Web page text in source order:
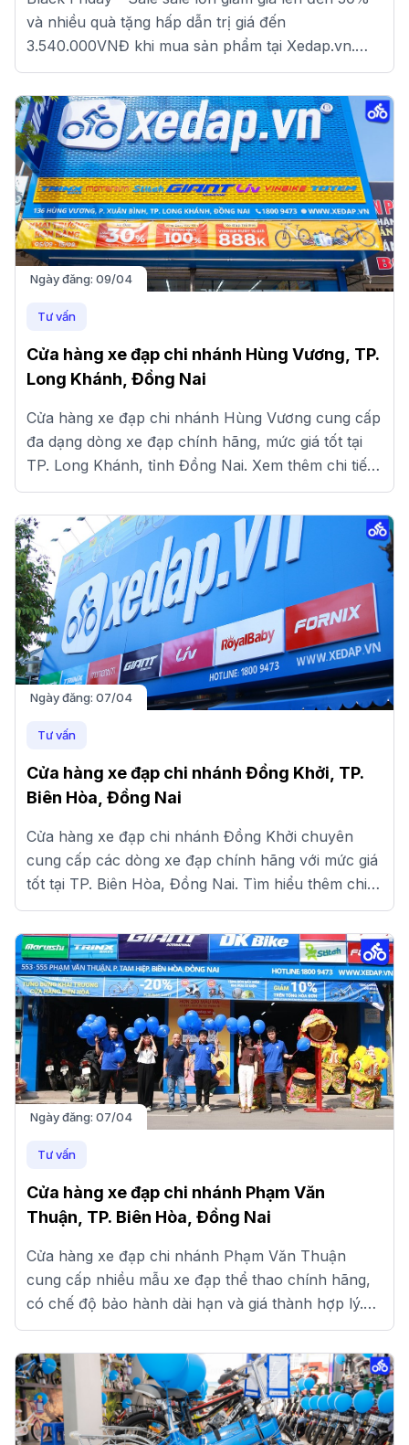
và nhiều quà tặng hấp dẫn trị giá đến
3.540.000VNĐ khi mua sản phẩm tại Xedap.vn.
Đến ngay cửa hàng gần nhất để nhận ưu đãi nhé!
Ngày đăng: 09/04
Tư vấn
Cửa hàng xe đạp chi nhánh Hùng Vương, TP.
Long Khánh, Đồng Nai
Cửa hàng xe đạp chi nhánh Hùng Vương cung cấp
đa dạng dòng xe đạp chính hãng, mức giá tốt tại
TP. Long Khánh, tỉnh Đồng Nai. Xem thêm chi tiết
tại đây!
Ngày đăng: 07/04
Tư vấn
Cửa hàng xe đạp chi nhánh Đồng Khởi, TP.
Biên Hòa, Đồng Nai
Cửa hàng xe đạp chi nhánh Đồng Khởi chuyên
cung cấp các dòng xe đạp chính hãng với mức giá
tốt tại TP. Biên Hòa, Đồng Nai. Tìm hiểu thêm chi
tiết tại đây.
Ngày đăng: 07/04
Tư vấn
Cửa hàng xe đạp chi nhánh Phạm Văn
Thuận, TP. Biên Hòa, Đồng Nai
Cửa hàng xe đạp chi nhánh Phạm Văn Thuận
cung cấp nhiều mẫu xe đạp thể thao chính hãng,
có chế độ bảo hành dài hạn và giá thành hợp lý.
Xem ngay tại đây!